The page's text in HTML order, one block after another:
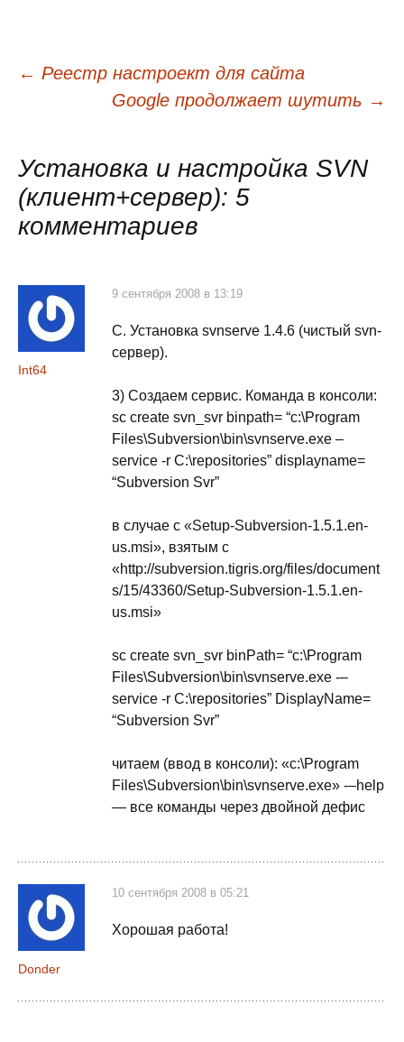
Навигация
по
записям
← Реестр настроект для сайта
Google продолжает шутить →
Установка и настройка SVN
(клиент+сервер): 5
комментариев
Int64
9 сентября 2008 в 13:19
С. Установка svnserve 1.4.6 (чистый svn-
сервер).
3) Создаем сервис. Команда в консоли:
sc create svn_svr binpath= “c:\Program
Files\Subversion\bin\svnserve.exe –
service -r C:\repositories” displayname=
“Subversion Svr”
в случае с «Setup-Subversion-1.5.1.en-
us.msi», взятым с
«http://subversion.tigris.org/files/document
s/15/43360/Setup-Subversion-1.5.1.en-
us.msi»
sc create svn_svr binPath= “c:\Program
Files\Subversion\bin\svnserve.exe -–
service -r C:\repositories” DisplayName=
“Subversion Svr”
читаем (ввод в консоли): «c:\Program
Files\Subversion\bin\svnserve.exe» -–help
— все команды через двойной дефис
Donder
10 сентября 2008 в 05:21
Хорошая работа!